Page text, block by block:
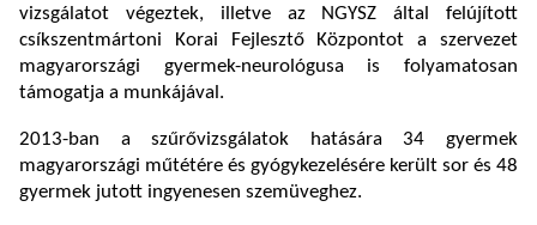
vizsgálatot végeztek, illetve az NGYSZ által felújított
csíkszentmártoni Korai Fejlesztő Központot a szervezet
magyarországi gyermek-neurológusa is folyamatosan
támogatja a munkájával.
2013-ban a szűrővizsgálatok hatására 34 gyermek
magyarországi műtétére és gyógykezelésére került sor és 48
gyermek jutott ingyenesen szemüveghez.